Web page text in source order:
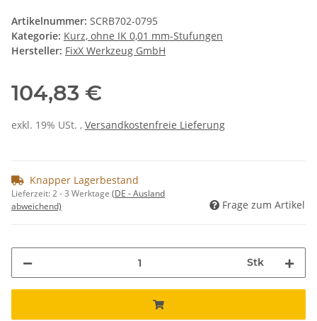
Artikelnummer: SCRB702-0795
Kategorie: Kurz, ohne IK 0,01 mm-Stufungen
Hersteller: FixX Werkzeug GmbH
104,83 €
exkl. 19% USt. , Versandkostenfreie Lieferung
Knapper Lagerbestand
Lieferzeit:2 - 3 Werktage (DE - Ausland
abweichend)
Frage zum Artikel
Stk